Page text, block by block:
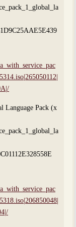
Language Pack (x